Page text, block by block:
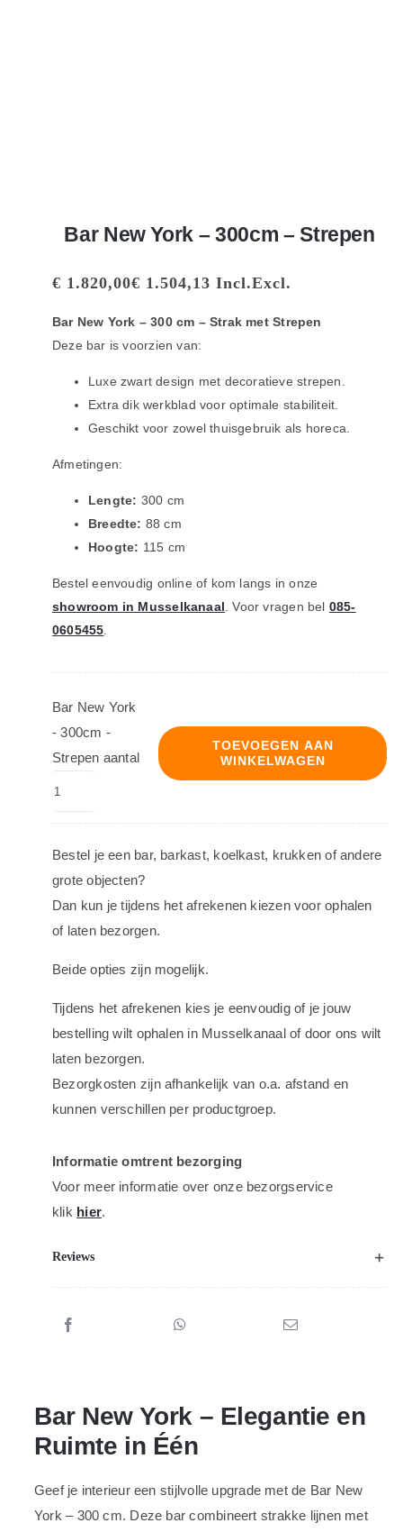
Bar New York – 300cm – Strepen
€ 1.820,00€ 1.504,13 Incl.Excl.
Bar New York – 300 cm – Strak met Strepen
Deze bar is voorzien van:
Luxe zwart design met decoratieve strepen.
Extra dik werkblad voor optimale stabiliteit.
Geschikt voor zowel thuisgebruik als horeca.
Afmetingen:
Lengte: 300 cm
Breedte: 88 cm
Hoogte: 115 cm
Bestel eenvoudig online of kom langs in onze
showroom in Musselkanaal . Voor vragen bel 085-
0605455
Bar New York
- 300cm -
Strepen aantal
TOEVOEGEN AAN
WINKELWAGEN
Bestel je een bar, barkast, koelkast, krukken of andere
grote objecten?
Dan kun je tijdens het afrekenen kiezen voor ophalen
of laten bezorgen.
Beide opties zijn mogelijk.
Tijdens het afrekenen kies je eenvoudig of je jouw
bestelling wilt ophalen in Musselkanaal of door ons wilt
laten bezorgen.
Bezorgkosten zijn afhankelijk van o.a. afstand en
kunnen verschillen per productgroep.
Informatie omtrent bezorging
Voor meer informatie over onze bezorgservice
klik hier.
Reviews
Bar New York – Elegantie en
Ruimte in Één
Geef je interieur een stijlvolle upgrade met de Bar New
York – 300 cm. Deze bar combineert strakke lijnen met